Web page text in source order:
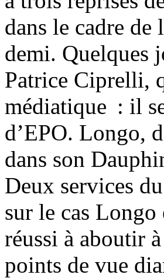
dans le cadre de
demi. Quelques
Patrice Ciprelli,
médiatique : il
d’EPO. Longo,
dans son
Deux services
sur le cas Longo
réussi à aboutir
points de vue